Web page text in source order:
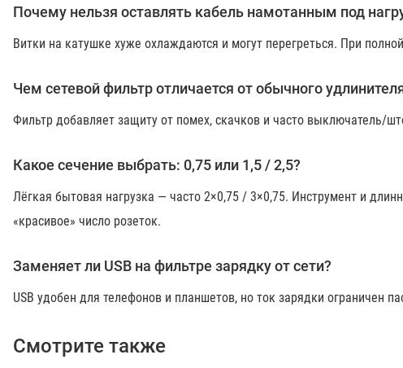
Почему нельзя оставлять кабель намотанным под
Витки на катушке хуже охлаждаются и могут перегреться. При
Чем сетевой фильтр отличается от обычного
Фильтр добавляет защиту от помех, скачков и часто выключатель/
Какое сечение выбрать: 0,75 или 1,5 / 2,5?
Лёгкая бытовая нагрузка — часто 2×0,75 / 3×0,75. Инструмент и
«красивое» число розеток.
Заменяет ли USB на фильтре зарядку от сети?
USB удобен для телефонов и планшетов, но ток зарядки ограничен
Смотрите также